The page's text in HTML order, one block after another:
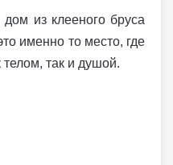
из клееного бруса
именно то место, где
так и душой.